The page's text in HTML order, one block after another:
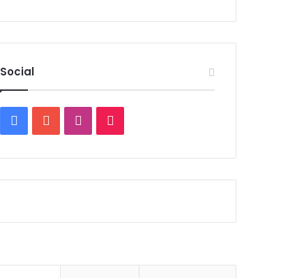
Social
FacebookYouTubeInstagram